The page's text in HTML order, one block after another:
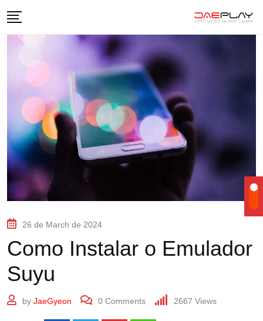
26 de March de 2024
Como Instalar o Emulador
Suyu
by JaeGyeon 0 Comments 2667 Views